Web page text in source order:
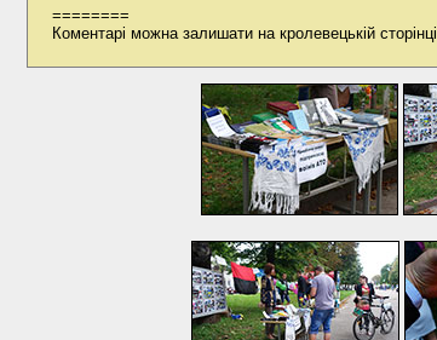
========
Коментарі можна залишати на кролевецькій сторінці